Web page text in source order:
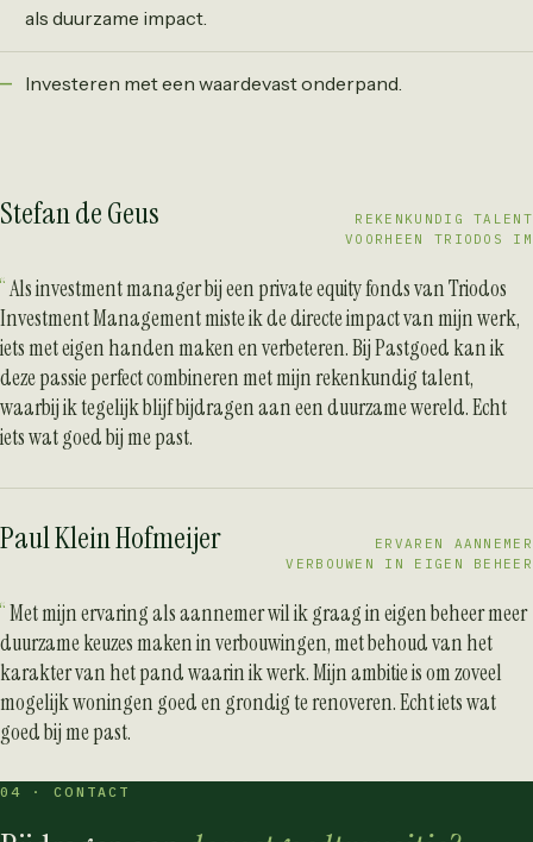
als duurzame impact.
Investeren met een waardevast onderpand.
Stefan de Geus
REKENKUNDIG TALENT
VOORHEEN TRIODOS IM
Als investment manager bij een private equity fonds van Triodos
Investment Management miste ik de directe impact van mijn werk,
iets met eigen handen maken en verbeteren. Bij Pastgoed kan ik
deze passie perfect combineren met mijn rekenkundig talent,
waarbij ik tegelijk blijf bijdragen aan een duurzame wereld. Echt
iets wat goed bij me past.
Paul Klein Hofmeijer
ERVAREN AANNEMER
VERBOUWEN IN EIGEN BEHEER
Met mijn ervaring als aannemer wil ik graag in eigen beheer meer
duurzame keuzes maken in verbouwingen, met behoud van het
karakter van het pand waarin ik werk. Mijn ambitie is om zoveel
mogelijk woningen goed en grondig te renoveren. Echt iets wat
goed bij me past.
04 · CONTACT